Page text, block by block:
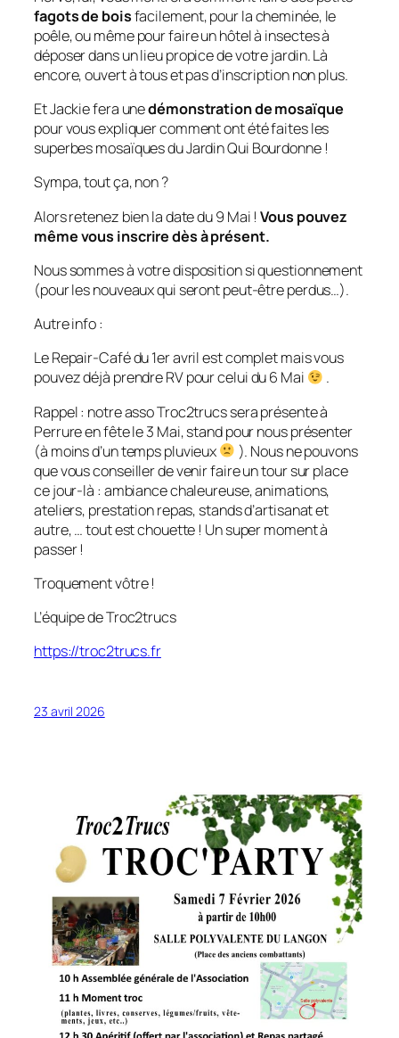
fagots de boisfacilement, pour la cheminée, le
poêle, ou même pour faire un hôtel à insectes à
déposer dans un lieu propice de votre jardin. Là
encore, ouvert à tous et pas d’inscription non plus.
Et Jackie fera unedémonstration de mosaïque
pour vous expliquer comment ont été faites les
superbes mosaïques du Jardin Qui Bourdonne !
Sympa, tout ça, non ?
Alors retenez bien la date du 9 Mai !Vous pouvez
même vous inscrire dès à présent.
Nous sommes à votre disposition si questionnement
(pour les nouveaux qui seront peut-être perdus…).
Autre info :
Le Repair-Café du 1er avril est complet mais vous
pouvez déjà prendre RV pour celui du 6 Mai
.
Rappel : notre asso Troc2trucs sera présente à
Perrure en fête le 3 Mai, stand pour nous présenter
(à moins d’un temps pluvieux
). Nous ne pouvons
que vous conseiller de venir faire un tour sur place
ce jour-là : ambiance chaleureuse, animations,
ateliers, prestation repas, stands d’artisanat et
autre, … tout est chouette ! Un super moment à
passer !
Troquement vôtre !
L’équipe de Troc2trucs
https://troc2trucs.fr
23 avril 2026